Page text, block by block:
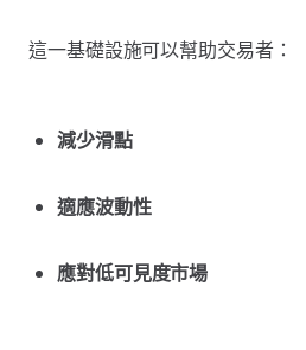
這一基礎設施可以幫助交易者：
減少滑點
適應波動性
應對低可見度市場